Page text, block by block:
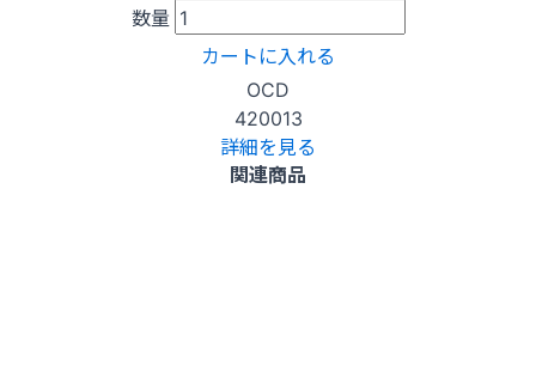
数量
カートに入れる
OCD
420013
詳細を見る
関連商品